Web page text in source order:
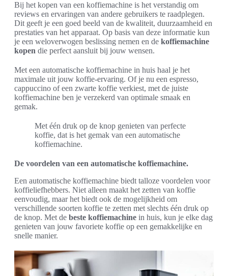
Bij het kopen van een koffiemachine is het verstandig om
reviews en ervaringen van andere gebruikers te raadplegen.
Dit geeft je een goed beeld van de kwaliteit, duurzaamheid en
prestaties van het apparaat. Op basis van deze informatie kun
je een weloverwogen beslissing nemen en de koffiemachine
kopen die perfect aansluit bij jouw wensen.
Met een automatische koffiemachine in huis haal je het
maximale uit jouw koffie-ervaring. Of je nu een espresso,
cappuccino of een zwarte koffie verkiest, met de juiste
koffiemachine ben je verzekerd van optimale smaak en
gemak.
Met één druk op de knop genieten van perfecte
koffie, dat is het gemak van een automatische
koffiemachine.
De voordelen van een automatische koffiemachine.
Een automatische koffiemachine biedt talloze voordelen voor
koffieliefhebbers. Niet alleen maakt het zetten van koffie
eenvoudig, maar het biedt ook de mogelijkheid om
verschillende soorten koffie te zetten met slechts één druk op
de knop. Met de beste koffiemachine in huis, kun je elke dag
genieten van jouw favoriete koffie op een gemakkelijke en
snelle manier.